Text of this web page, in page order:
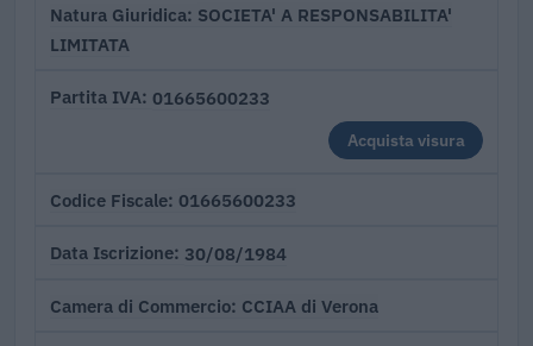
Natura Giuridica SOCIETA' A RESPONSABILITA'
LIMITATA
Partita IVA 01665600233
Acquista visura
Codice Fiscale 01665600233
Data Iscrizione 30/08/1984
Camera di Commercio CCIAA di Verona